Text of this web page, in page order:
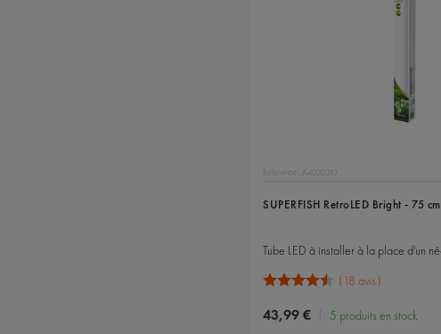
Référence : A4020310
SUPERFISH RetroLED Bright - 75 cm
18 avis
43,99 € 5 produits en stock